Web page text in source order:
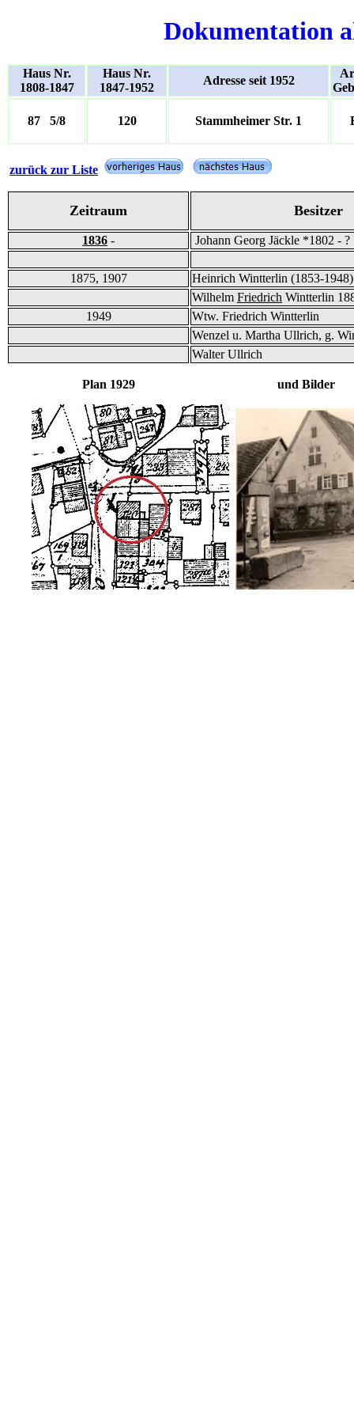
Dokumentation
Haus Nr.
1808-1847
Haus Nr.
1847-1952
Adresse seit 1952
87 5/8 120 Stammheimer Str. 1
zurück zur Liste
Zeitraum Besitzer
1836 - Johann Georg Jäckle *1802 - ?
1875, 1907
Heinrich Wintterlin (1853-1948)
Wilhelm Friedrich Wintterlin
1949
Wtw. Friedrich Wintterlin
Wenzel u. Martha Ullrich, g.
Walter Ullrich
Plan 1929 und Bilder